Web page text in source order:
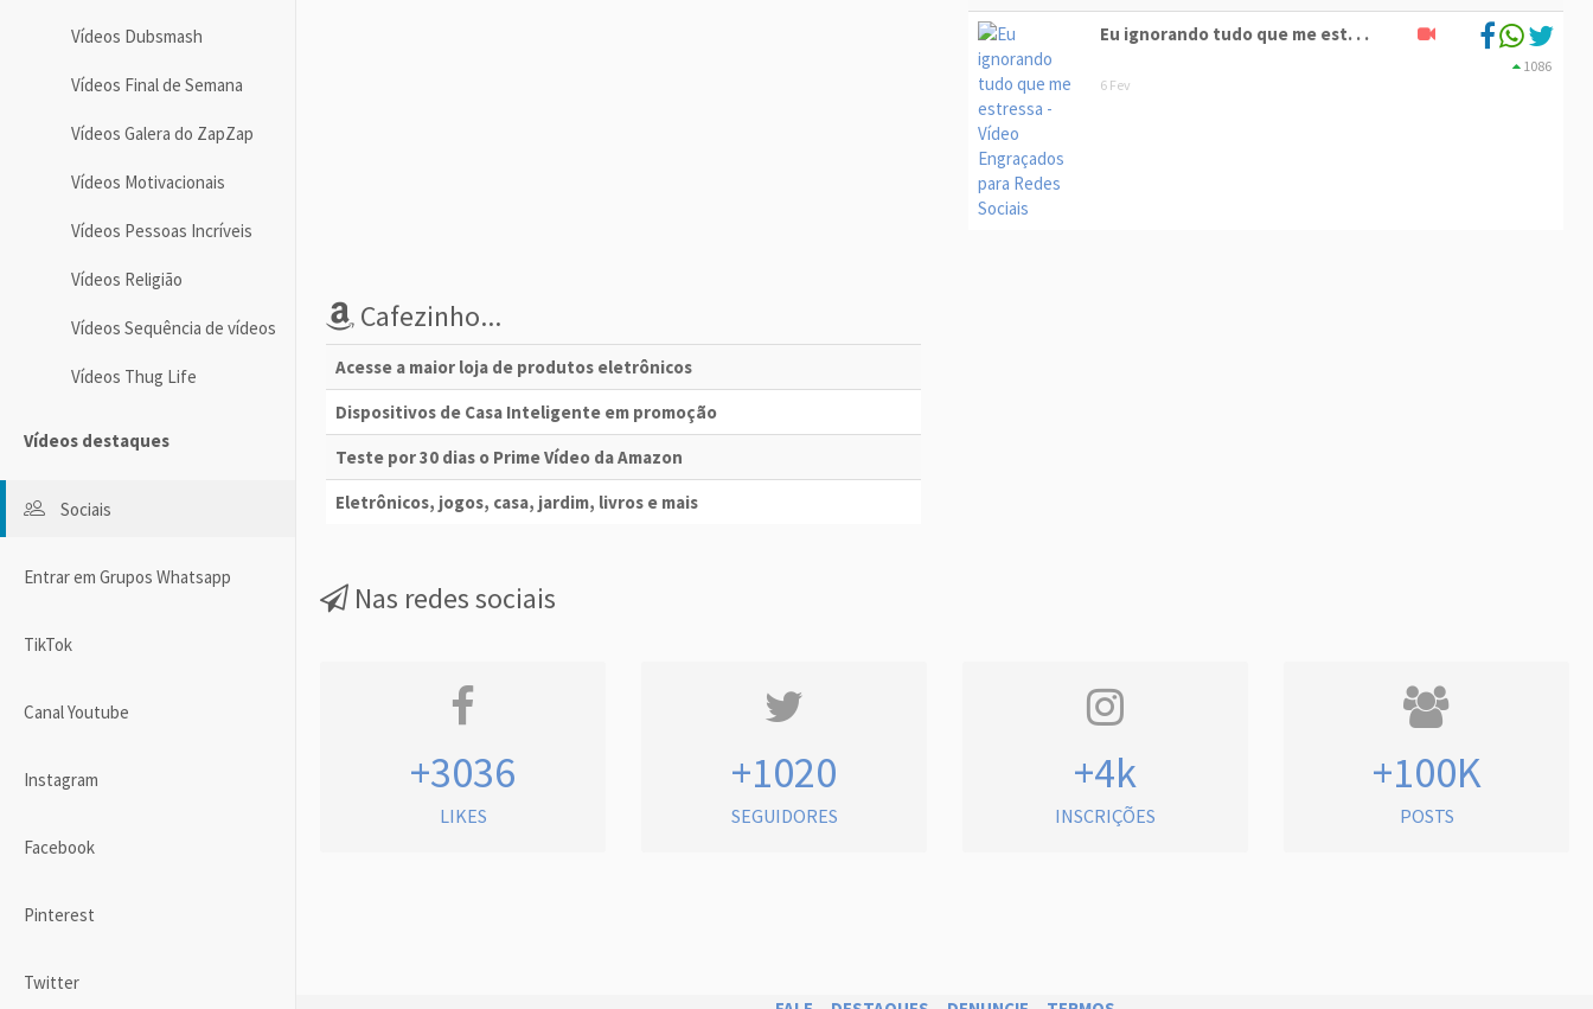
Vídeos Dubsmash
Vídeos Final de Semana
Vídeos Galera do ZapZap
Vídeos Motivacionais
Vídeos Pessoas Incríveis
Vídeos Religião
Vídeos Sequência de vídeos
Vídeos Thug Life
Vídeos destaques
Sociais
Entrar em Grupos Whatsapp
TikTok
Canal Youtube
Instagram
Facebook
Pinterest
Twitter
Eu ignorando tudo que me est. . .
6 Fev
1086
Cafezinho...
Acesse a maior loja de produtos eletrônicos
Dispositivos de Casa Inteligente em promoção
Teste por 30 dias o Prime Vídeo da Amazon
Eletrônicos, jogos, casa, jardim, livros e mais
Nas redes sociais
+3036
LIKES
+1020
SEGUIDORES
+4k
INSCRIÇÕES
+100K
POSTS